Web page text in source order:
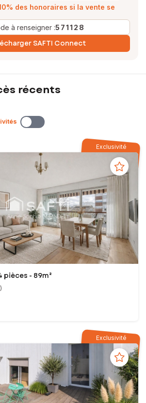
des honoraires si la vente se
à renseigner :571128
SAFTI Connect
récents
Exclusivité
- 89m²
)
Exclusivité